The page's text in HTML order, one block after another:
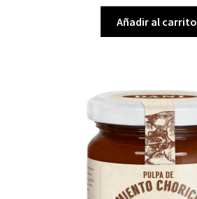
Añadir al carrito